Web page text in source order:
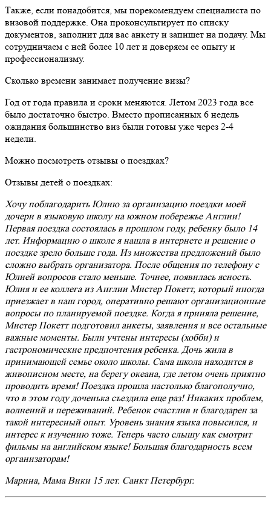
Также, если понадобится, мы порекомендуем специалиста по
визовой поддержке. Она проконсультирует по списку
документов, заполнит для вас анкету и запишет на подачу. Мы
сотрудничаем с ней более 10 лет и доверяем ее опыту и
профессионализму.
Сколько времени занимает получение визы?
Год от года правила и сроки меняются. Летом 2023 года все
было достаточно быстро. Вместо прописанных 6 недель
ожидания большинство виз были готовы уже через 2-4
недели.
Можно посмотреть отзывы о поездках?
Отзывы детей о поездках:
Хочу поблагодарить Юлию за организацию поездки моей
дочери в языковую школу на южном побережье Англии!
Первая поездка состоялась в прошлом году, ребенку было 14
лет. Информацию о школе я нашла в интернете и решение о
поездке зрело больше года. Из множества предложений было
сложно выбрать организатора. После общения по телефону с
Юлией вопросов стало меньше. Точнее, появилась ясность.
Юлия и ее коллега из Англии Мистер Покетт, который иногда
приезжает в наш город, оперативно решают организационные
вопросы по планируемой поездке. Когда я приняла решение,
Мистер Покетт подготовил анкеты, заявления и все остальные
важные моменты. Были учтены интересы (хобби) и
гастрономические предпочтения ребенка. Дочь жила в
принимающей семье около школы. Сама школа находится в
живописном месте, на берегу океана, где летом очень приятно
проводить время! Поездка прошла настолько благополучно,
что в этом году доченька съездила еще раз! Никаких проблем,
волнений и переживаний. Ребенок счастлив и благодарен за
такой интересный опыт. Уровень знания языка повысился, и
интерес к изучению тоже. Теперь часто слышу как смотрит
фильмы на английском языке! Большая благодарность всем
организаторам!
Марина, Мама Вики 15 лет. Санкт Петербург.